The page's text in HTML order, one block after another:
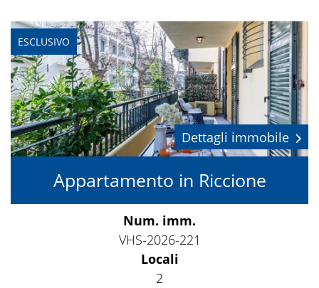
ESCLUSIVO
Dettagli immobile
Appartamento in Riccione
Num. imm.
VHS-2026-221
Locali
2